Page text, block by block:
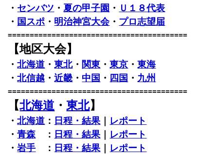
・ センバツ ・ 夏の甲子園 ・ Ｕ１８代表
・ 国スポ ・ 明治神宮大会・ プロ志望届
=========================================
【地区大会】
・北海道 ・東北・ 関東・東京 ・東海
・北信越 ・近畿 ・ 中国 ・ 四国 ・ 九州
=========================================
【北海道・東北】
・北海道 ： 日程・結果｜ レポート
・青森： 日程・結果｜ レポート
・岩手 ： 日程・結果｜ レポート